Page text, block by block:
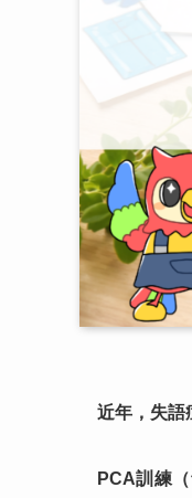
近年，失語
PCA訓練